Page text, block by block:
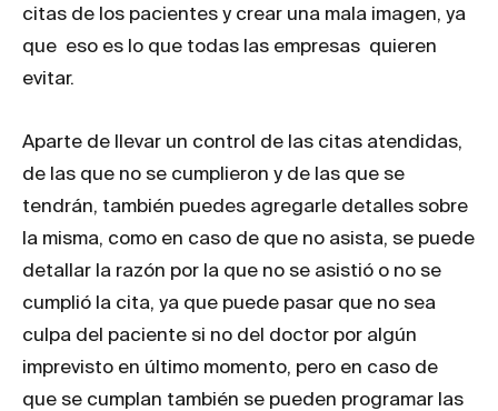
citas de los pacientes y crear una mala imagen, ya
que eso es lo que todas las empresas quieren
evitar.
Aparte de llevar un control de las citas atendidas,
de las que no se cumplieron y de las que se
tendrán, también puedes agregarle detalles sobre
la misma, como en caso de que no asista, se puede
detallar la razón por la que no se asistió o no se
cumplió la cita, ya que puede pasar que no sea
culpa del paciente si no del doctor por algún
imprevisto en último momento, pero en caso de
que se cumplan también se pueden programar las